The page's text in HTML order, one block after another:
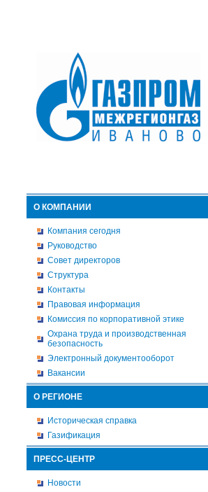
О КОМПАНИИ
Компания сегодня
Руководство
Совет директоров
Структура
Контакты
Правовая информация
Комиссия по корпоративной этике
Охрана труда и производственная
безопасность
Электронный документооборот
Вакансии
О РЕГИОНЕ
Историческая справка
Газификация
ПРЕСС-ЦЕНТР
Новости